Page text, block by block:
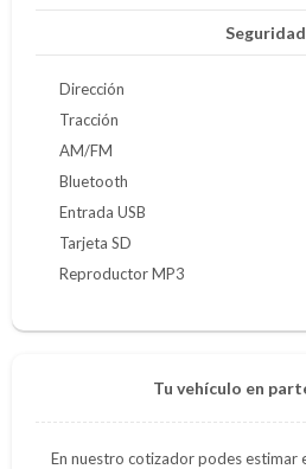
Seguridad
Dirección
Tracción
AM/FM
Bluetooth
Entrada USB
Tarjeta SD
Reproductor MP3
Tu vehículo en
En nuestro cotizador podes estimar